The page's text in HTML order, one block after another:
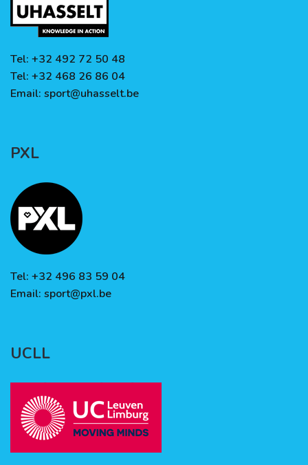
Tel: +32 492 72 50 48
Tel: +32 468 26 86 04
Email: sport@uhasselt.be
PXL
Tel: +32 496 83 59 04
Email: sport@pxl.be
UCLL